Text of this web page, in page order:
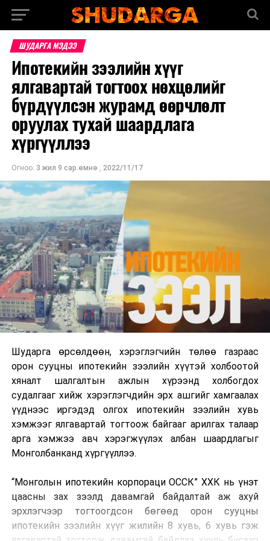
ШУДАРГА МЭДЭЭ
Ипотекийн зээлийн хүүг
ялгавартай тогтоох нөхцөлийг
бүрдүүлсэн журамд өөрчлөлт
оруулах тухай шаардлага
хүргүүллээ
Огноо: 3 жил 9 сар.өмнө , 2022/11/17
Шударга өрсөлдөөн, хэрэглэгчийн төлөө газраас
орон сууцны ипотекийн зээлийн хүүтэй холбоотой
хяналт шалгалтын ажлын хүрээнд холбогдох
судалгааг хийж хэрэглэгчдийн эрх ашгийг хамгаалах
үүднээс иргэдэд олгох ипотекийн зээлийн хувь
хэмжээг ялгавартай тогтоож байгааг арилгах талаар
арга хэмжээ авч хэрэгжүүлэх албан шаардлагыг
Монголбанканд хүргүүллээ.
“Монголын ипотекийн корпораци ОССК” ХХК нь үнэт
цаасны зах зээлд давамгай байдалтай аж ахуй
эрхлэгчээр тогтоогдсон бөгөөд орон сууцны
ипотекийн зээлийн хүүг жилийн 8 хувь, 6 хувь гэж